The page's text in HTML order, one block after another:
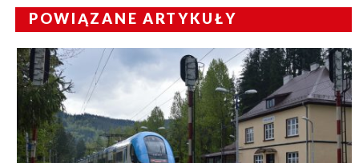
POWIĄZANE ARTYKUŁY